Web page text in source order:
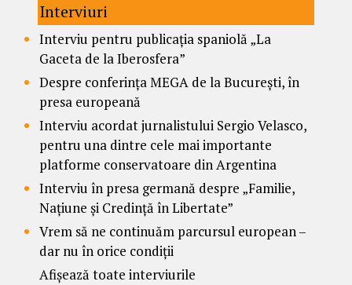
Interviuri
Interviu pentru publicația spaniolă „La
Gaceta de la Iberosfera”
Despre conferința MEGA de la București, în
presa europeană
Interviu acordat jurnalistului Sergio Velasco,
pentru una dintre cele mai importante
platforme conservatoare din Argentina
Interviu în presa germană despre „Familie,
Națiune și Credință în Libertate”
Vrem să ne continuăm parcursul european –
dar nu în orice condiții
Afișează toate interviurile